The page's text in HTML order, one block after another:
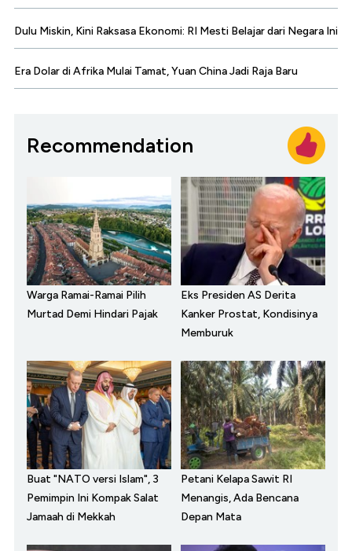
Dulu Miskin, Kini Raksasa Ekonomi: RI Mesti Belajar dari Negara Ini
Era Dolar di Afrika Mulai Tamat, Yuan China Jadi Raja Baru
Recommendation
Warga Ramai-Ramai Pilih
Murtad Demi Hindari Pajak
Eks Presiden AS Derita
Kanker Prostat, Kondisinya
Memburuk
Buat "NATO versi Islam", 3
Pemimpin Ini Kompak Salat
Jamaah di Mekkah
Petani Kelapa Sawit RI
Menangis, Ada Bencana
Depan Mata